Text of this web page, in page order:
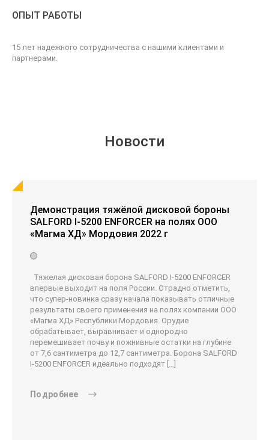
ОПЫТ РАБОТЫ
15 лет надежного сотрудничества с нашими клиентами и
партнерами.
Новости
Демонстрация тяжёлой дисковой бороны
SALFORD I-5200 ENFORCER на полях ООО
«Магма ХД» Мордовия 2022 г
Тяжелая дисковая борона SALFORD I-5200 ENFORCER
впервые выходит на поля России. Отрадно отметить,
что супер-новинка сразу начала показывать отличные
результаты своего применения на полях компании ООО
«Магма ХД» Республики Мордовия. Орудие
обрабатывает, выравнивает и однородно
перемешивает почву и пожнивные остатки на глубине
от 7,6 сантиметра до 12,7 сантиметра. Борона SALFORD
I-5200 ENFORCER идеально подходят […]
Подробнее